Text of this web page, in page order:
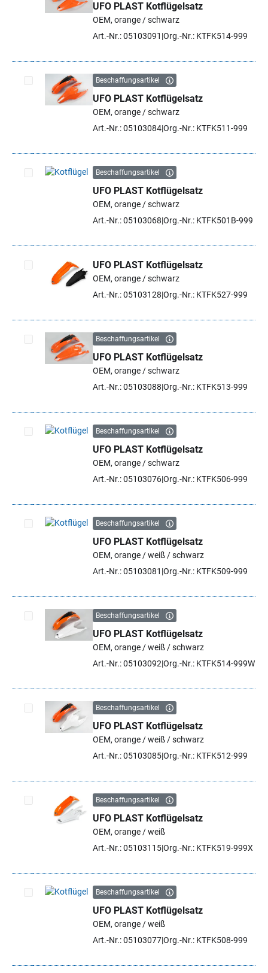
Artikel auswählen
UFO PLAST Kotflügelsatz
OEM, orange / schwarz
Art.-Nr.: 05103091 Org.-Nr.: KTFK514-999
Artikel auswählen
Beschaffungsartikel
UFO PLAST Kotflügelsatz
OEM, orange / schwarz
Art.-Nr.: 05103084Org.-Nr.: KTFK511-999
Artikel auswählen
Beschaffungsartikel
UFO PLAST Kotflügelsatz
OEM, orange / schwarz
Art.-Nr.: 05103068 Org.-Nr.: KTFK501B-999
Artikel auswählen
UFO PLAST Kotflügelsatz
OEM, orange / schwarz
Art.-Nr.: 05103128 Org.-Nr.: KTFK527-999
Artikel auswählen
Beschaffungsartikel
UFO PLAST Kotflügelsatz
OEM, orange / schwarz
Art.-Nr.: 05103088 Org.-Nr.: KTFK513-999
Artikel auswählen
Beschaffungsartikel
UFO PLAST Kotflügelsatz
OEM, orange / schwarz
Art.-Nr.: 05103076Org.-Nr.: KTFK506-999
Artikel auswählen
Beschaffungsartikel
UFO PLAST Kotflügelsatz
OEM, orange / weiß / schwarz
Art.-Nr.: 05103081 Org.-Nr.: KTFK509-999
Artikel auswählen
Beschaffungsartikel
UFO PLAST Kotflügelsatz
OEM, orange / weiß / schwarz
Art.-Nr.: 05103092 Org.-Nr.: KTFK514-999W
Artikel auswählen
Beschaffungsartikel
UFO PLAST Kotflügelsatz
OEM, orange / weiß / schwarz
Art.-Nr.: 05103085Org.-Nr.: KTFK512-999
Artikel auswählen
Beschaffungsartikel
UFO PLAST Kotflügelsatz
OEM, orange / weiß
Art.-Nr.: 05103115Org.-Nr.: KTFK519-999X
Artikel auswählen
Beschaffungsartikel
UFO PLAST Kotflügelsatz
OEM, orange / weiß
Art.-Nr.: 05103077Org.-Nr.: KTFK508-999